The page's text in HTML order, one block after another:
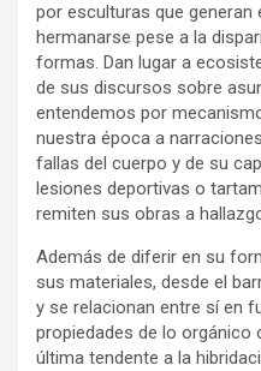
por esculturas que generan
hermanarse pese a la
formas. Dan lugar a
de sus discursos sobre
entendemos por
nuestra época a
fallas del cuerpo y de su
lesiones deportivas o
remiten sus obras a
Además de diferir en su
sus materiales, desde el
y se relacionan entre sí en
propiedades de lo orgánico
última tendente a la